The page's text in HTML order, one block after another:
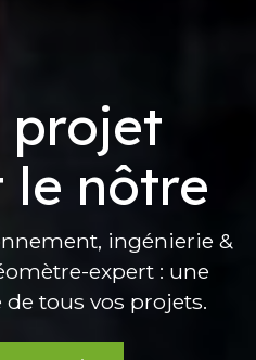
projet
le nôtre
ingénierie &
expert : une
tous vos projets.